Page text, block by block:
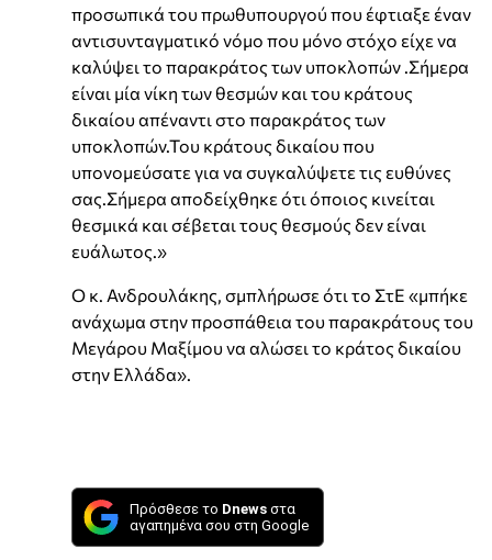
προσωπικά του πρωθυπουργού που έφτιαξε έναν
αντισυνταγματικό νόμο που μόνο στόχο είχε να
καλύψει το παρακράτος των υποκλοπών .Σήμερα
είναι μία νίκη των θεσμών και του κράτους
δικαίου απέναντι στο παρακράτος των
υποκλοπών.Του κράτους δικαίου που
υπονομεύσατε για να συγκαλύψετε τις ευθύνες
σας.Σήμερα αποδείχθηκε ότι όποιος κινείται
θεσμικά και σέβεται τους θεσμούς δεν είναι
ευάλωτος.»
Ο κ. Ανδρουλάκης, σμπλήρωσε ότι το ΣτΕ «μπήκε
ανάχωμα στην προσπάθεια του παρακράτους του
Μεγάρου Μαξίμου να αλώσει το κράτος δικαίου
στην Ελλάδα».
Πρόσθεσε το Dnews στα
αγαπημένα σου στη Google